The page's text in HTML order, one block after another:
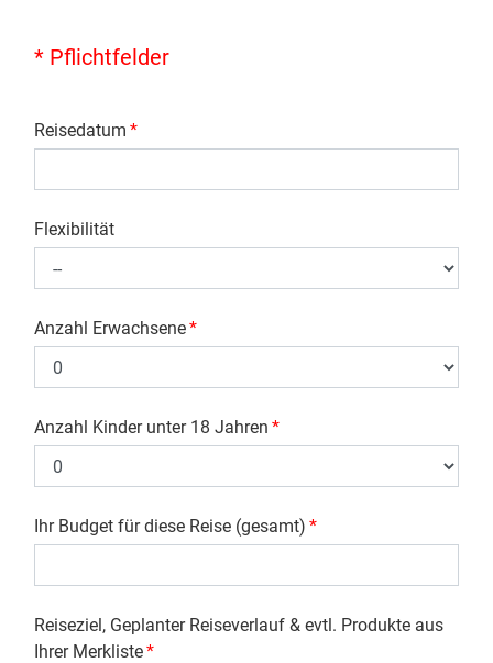
* Pflichtfelder
Reisedatum *
Flexibilität
Anzahl Erwachsene*
Anzahl Kinder unter 18 Jahren *
Ihr Budget für diese Reise (gesamt) *
Reiseziel, Geplanter Reiseverlauf & evtl. Produkte aus
Ihrer Merkliste*